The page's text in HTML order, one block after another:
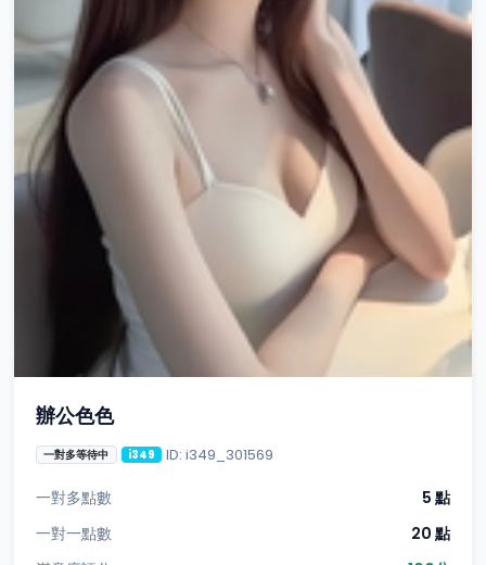
辦公色色
一對多等待中 i349 ID: i349_301569
一對多點數
5 點
一對一點數
20 點